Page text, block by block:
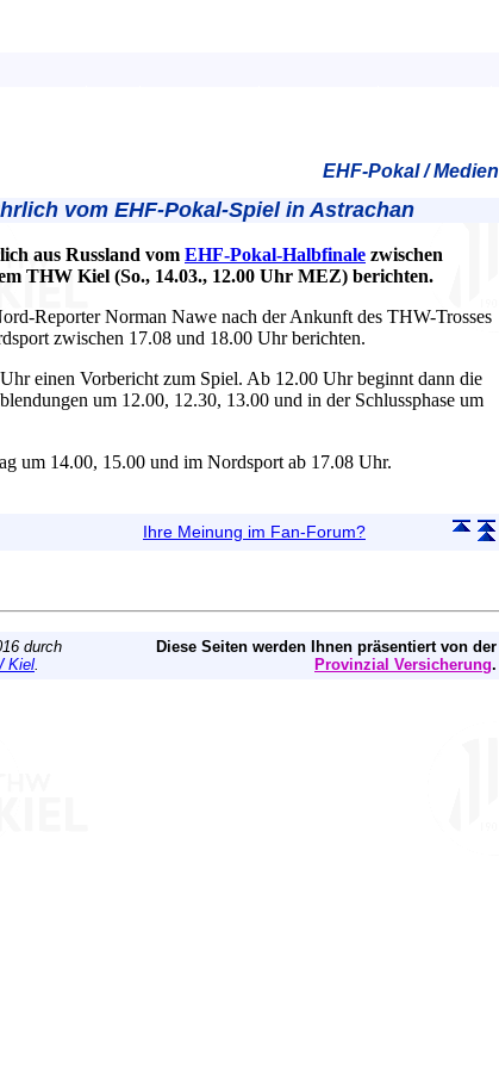
EHF-Pokal / Medien
vom EHF-Pokal-Spiel in Astrachan
aus Russland vom EHF-Pokal-Halbfinale zwischen
THW Kiel (So., 14.03., 12.00 Uhr MEZ) berichten.
Reporter Norman Nawe nach der Ankunft des THW-Trosses
zwischen 17.08 und 18.00 Uhr berichten.
einen Vorbericht zum Spiel. Ab 12.00 Uhr beginnt dann die
um 12.00, 12.30, 13.00 und in der Schlussphase um
um 14.00, 15.00 und im Nordsport ab 17.08 Uhr.
Ihre Meinung im Fan-Forum?
durch
Kiel.
Diese Seiten werden Ihnen präsentiert von der
Provinzial Versicherung.